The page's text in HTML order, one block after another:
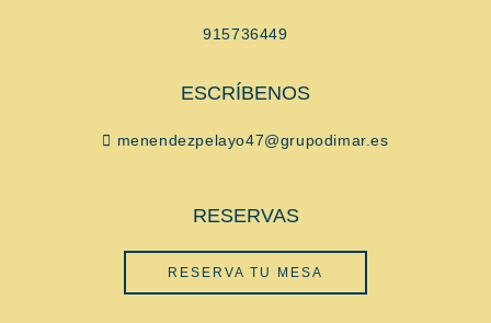
915736449
ESCRÍBENOS
menendezpelayo47@grupodimar.es
RESERVAS
RESERVA TU MESA